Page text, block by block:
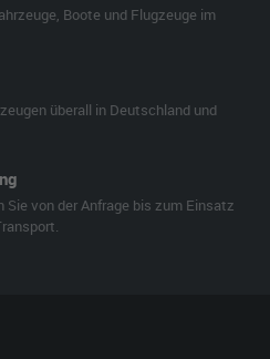
Boote und Flugzeuge im
überall in Deutschland und
von der Anfrage bis zum Einsatz